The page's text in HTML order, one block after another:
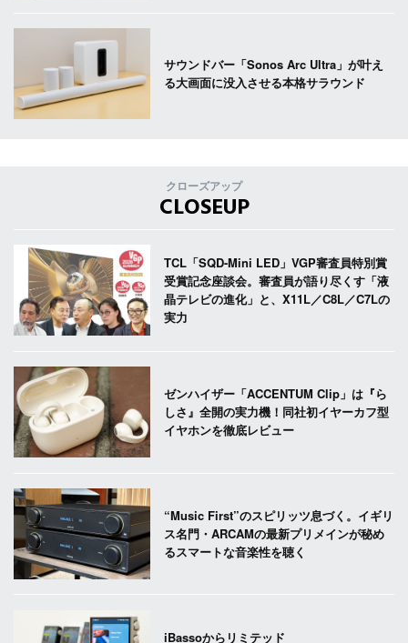
サウンドバー「Sonos Arc Ultra」が叶え
る大画面に没入させる本格サラウンド
クローズアップ
CLOSEUP
TCL「SQD-Mini LED」VGP審査員特別賞
受賞記念座談会。審査員が語り尽くす「液
晶テレビの進化」と、X11L／C8L／C7Lの
実力
ゼンハイザー「ACCENTUM Clip」は『ら
しさ』全開の実力機！同社初イヤーカフ型
イヤホンを徹底レビュー
“Music First”のスピリッツ息づく。イギリ
ス名門・ARCAMの最新プリメインが秘め
るスマートな音楽性を聴く
iBassoからリミテッド